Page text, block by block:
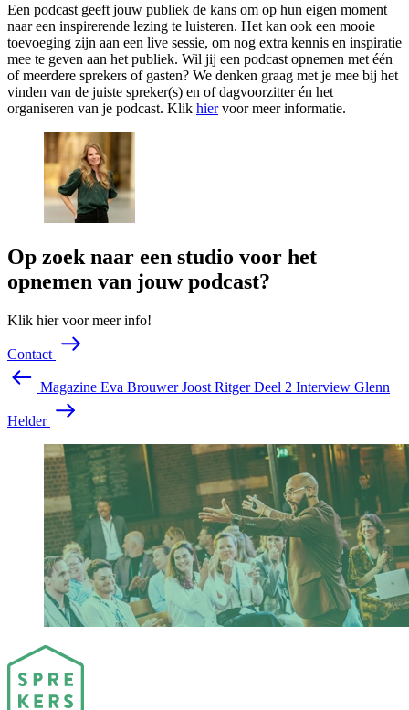
Een podcast geeft jouw publiek de kans om op hun eigen moment
naar een inspirerende lezing te luisteren. Het kan ook een mooie
toevoeging zijn aan een live sessie, om nog extra kennis en inspiratie
mee te geven aan het publiek. Wil jij een podcast opnemen met één
of meerdere sprekers of gasten? We denken graag met je mee bij het
vinden van de juiste spreker(s) en of dagvoorzitter én het
organiseren van je podcast. Klik hiervoor meer informatie.
Op zoek naar een studio voor het
opnemen van jouw podcast?
Klik hier voor meer info!
Contact
Magazine Eva Brouwer Joost Ritger Deel 2 Interview Glenn
Helder